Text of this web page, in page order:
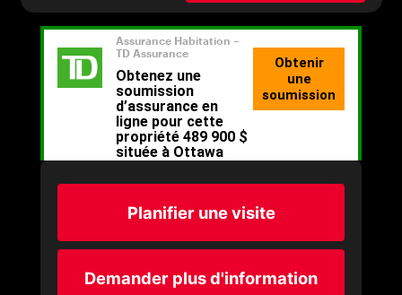
Planifier une visite
Demander plus d'information